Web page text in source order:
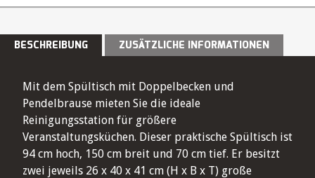
BESCHREIBUNG ZUSÄTZLICHE INFORMATIONEN
Mit dem Spültisch mit Doppelbecken und
Pendelbrause mieten Sie die ideale
Reinigungsstation für größere
Veranstaltungsküchen. Dieser praktische Spültisch ist
94 cm hoch, 150 cm breit und 70 cm tief. Er besitzt
zwei jeweils 26 x 40 x 41 cm (H x B x T) große